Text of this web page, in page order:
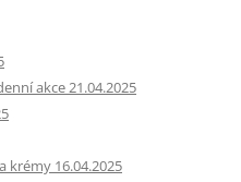
akce 21.04.2025
krémy 16.04.2025